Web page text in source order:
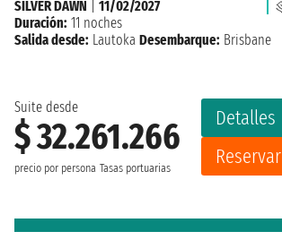
Suite desde
$ 32.261.266
precio por persona Tasas portuarias
Detalles
Reservar
SILVER DAWN
11/02/2027
Duración: 11 noches
Salida desde: Lautoka Desembarque: Brisbane